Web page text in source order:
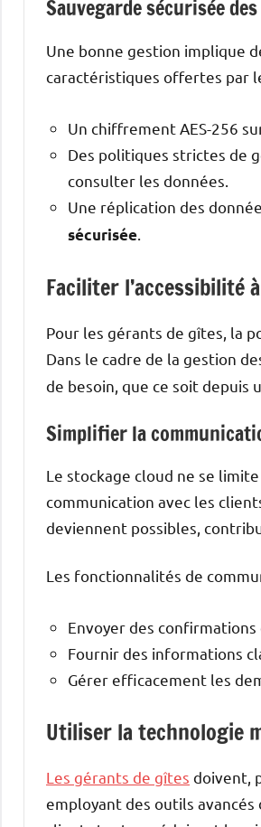
Sauvegarde sécurisée
Une bonne gestion implique
caractéristiques offertes par
Un chiffrement AES-256
Des politiques strictes de
consulter les données.
Une réplication des
sécurisée
Faciliter l’accessibilité
Pour les gérants de gîtes, la
Dans le cadre de la gestion
de besoin, que ce soit depuis
Simplifier la
Le stockage cloud ne se
communication avec les
deviennent possibles,
Les fonctionnalités de
Envoyer des
Fournir des informations
Gérer efficacement les
Utiliser la technologie
Les gérants de gîtes doivent,
employant des outils